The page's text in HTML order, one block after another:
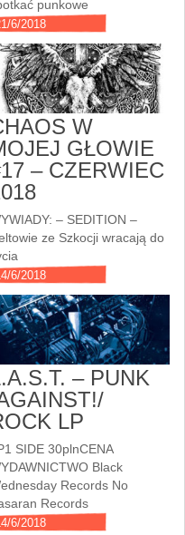
punkowe
6/2018
W
GŁOWIE
– CZERWIEC
– SEDITION –
ze Szkocji wracają do
6/2018
– PUNK
LP
SIDE 30plnCENA
Black
Records No
Records
6/2018